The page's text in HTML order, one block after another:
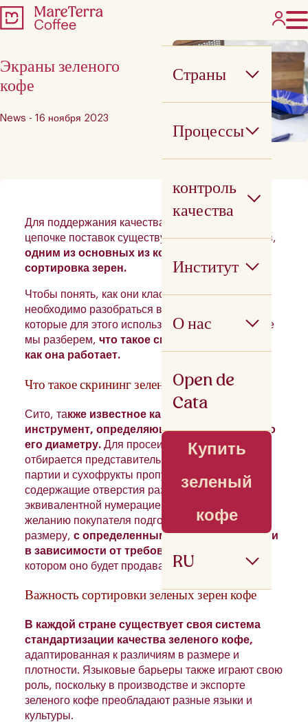
Страны
Процессы
контроль
качества
Институт
О нас
Open de
Cata
Купить
зеленый
кофе
RU
Экраны зеленого
кофе
News - 16 ноября 2023
Для поддержания качества зеленого кофе в
цепочке поставок существует множество этапов,
одним из основных из которых является
сортировка зерен.
Чтобы понять, как они классифицируются,
необходимо разобраться в инструментах,
которые для этого используются, и в этой статье
мы разберем, что такое система скрининга и
как она работает.
Что такое скрининг зеленого кофе?
Сито, также известное как грохот, — это
инструмент, определяющий размер зерна по
его диаметру. Для просеивания зеленого кофе
отбирается представительная проба грамм от
партии и сухофрукты пропускаются через сита,
содержащие отверстия различного диаметра с
эквивалентной нумерацией. Это позволяет по
желанию покупателя подготовить зерно по
размеру, с определенными характеристиками
в зависимости от требований рынка,
котором оно будет продаваться.
Важность сортировки зеленых зерен кофе
В каждой стране существует своя система
стандартизации качества зеленого кофе,
адаптированная к различиям в размере и
плотности. Языковые барьеры также играют свою
роль, поскольку в производстве и экспорте
зеленого кофе преобладают разные языки и
культуры.